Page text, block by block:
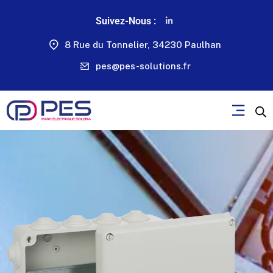
Suivez-Nous :
8 Rue du Tonnelier, 34230 Paulhan
pes@pes-solutions.fr